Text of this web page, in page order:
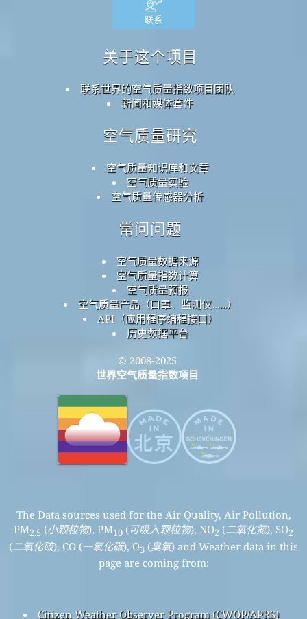
联系
关于这个项目
联系世界的空气质量指数项目团队
新闻和媒体套件
空气质量研究
空气质量知识库和文章
空气质量实验
空气质量传感器分析
常问问题
空气质量数据来源
空气质量指数计算
空气质量预报
空气质量产品（口罩、监测仪……）
API（应用程序编程接口）
历史数据平台
© 2008-2025
世界空气质量指数项目
The Data sources used for the Air Quality, Air Pollution,
PM2.5 (小颗粒物), PM10 (可吸入颗粒物), NO2 (二氧化氮), SO2
(二氧化硫), CO (一氧化碳), O3 (臭氧) and Weather data in this
page are coming from:
Citizen Weather Observer Program (CWOP/APRS)